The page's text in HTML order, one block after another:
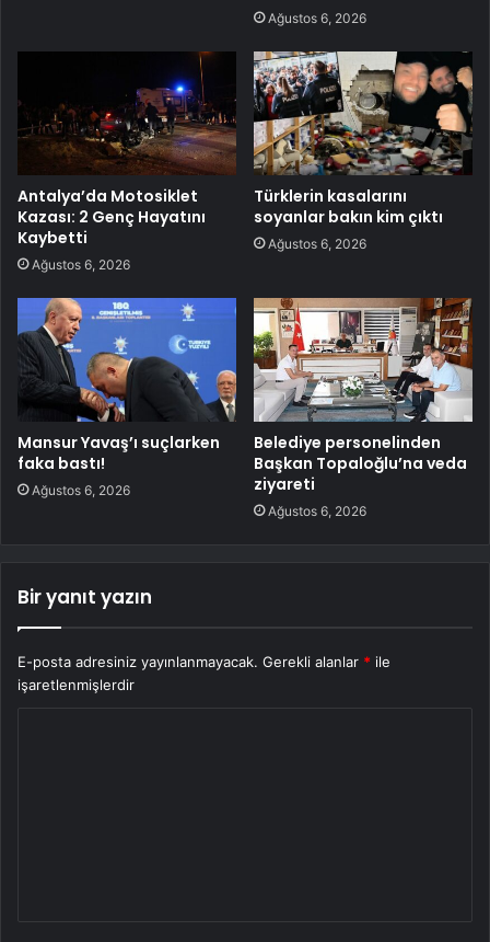
Ağustos 6, 2026
Antalya’da Motosiklet
Kazası: 2 Genç Hayatını
Kaybetti
Ağustos 6, 2026
Türklerin kasalarını
soyanlar bakın kim çıktı
Ağustos 6, 2026
Mansur Yavaş’ı suçlarken
faka bastı!
Ağustos 6, 2026
Belediye personelinden
Başkan Topaloğlu’na veda
ziyareti
Ağustos 6, 2026
Bir yanıt yazın
E-posta adresiniz yayınlanmayacak. Gerekli alanlar * ile
işaretlenmişlerdir